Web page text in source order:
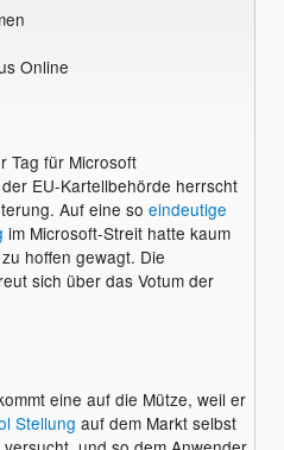
Online
Tag für Microsoft
EU-Kartellbehörde herrscht
Auf eine so eindeutige
im Microsoft-Streit hatte kaum
hoffen gewagt. Die
sich über das Votum der
eine auf die Mütze, weil er
Stellung auf dem Markt selbst